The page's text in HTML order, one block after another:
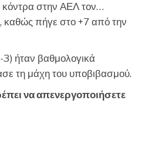
κόντρα στην ΑΕΛ τον…
καθώς πήγε στο +7 από την
ήταν βαθμολογικά
τη μάχη του υποβιβασμού.
να απενεργοποιήσετε